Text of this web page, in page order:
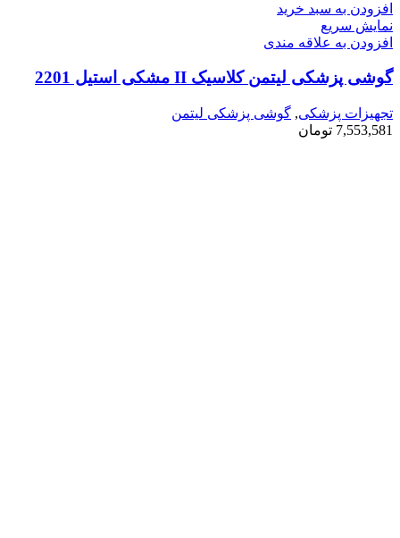
افزودن به سبد خرید
نمایش سریع
افزودن به علاقه مندی
گوشی پزشکی لیتمن کلاسیک II مشکی استیل 2201
تجهیزات پزشکی, گوشی پزشکی لیتمن
7,553,581 تومان